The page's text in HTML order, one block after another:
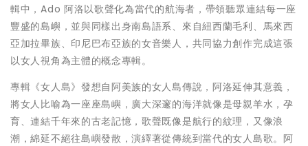
輯中，Ado 阿洛以歌聲化為當代的航海者，帶領聽眾連結每一座
豐盛的島嶼，並與同樣出身南島語系、來自紐西蘭毛利、馬來西
亞加拉畢族、印尼巴布亞族的女音樂人，共同協力創作完成這張
以女人視角為主體的概念專輯。
專輯《女人島》發想自阿美族的女人島傳說，阿洛延伸其意義，
將女人比喻為一座座島嶼，廣大深邃的海洋就像是母親羊水，孕
育、連結千年來的古老記憶，歌聲既像是航行的紋理，又像浪
潮，綿延不絕往島嶼發散，演繹著從傳統到當代的女人島歌。阿